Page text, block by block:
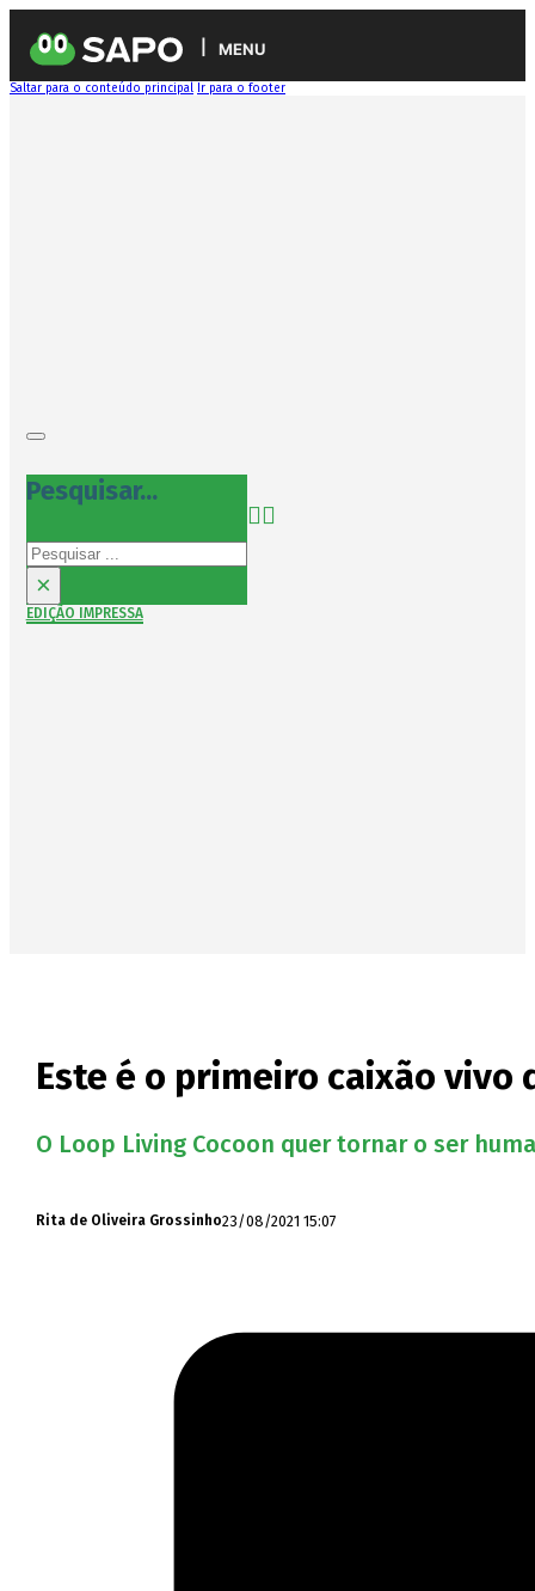
MENU
Saltar para o conteúdo principal Ir para o footer
Pesquisar...
Pesquisar
×
EDIÇÃO IMPRESSA
Este é o primeiro caixão
O Loop Living Cocoon quer tornar o ser
Rita de Oliveira Grossinho23/08/2021 15:07